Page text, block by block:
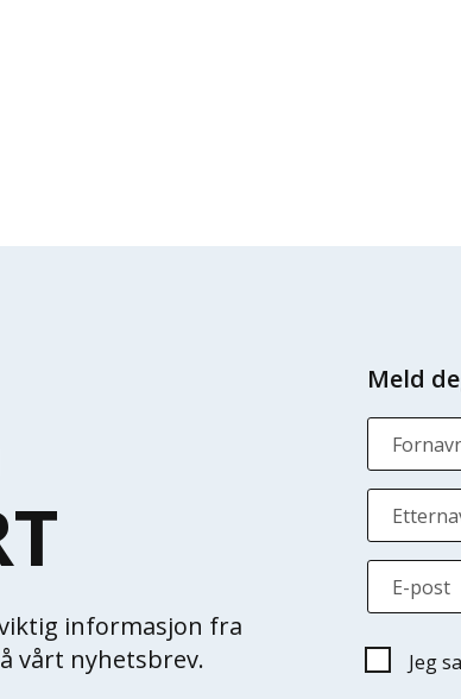
informasjon fra
vårt nyhetsbrev.
Meld
E-post
Jeg